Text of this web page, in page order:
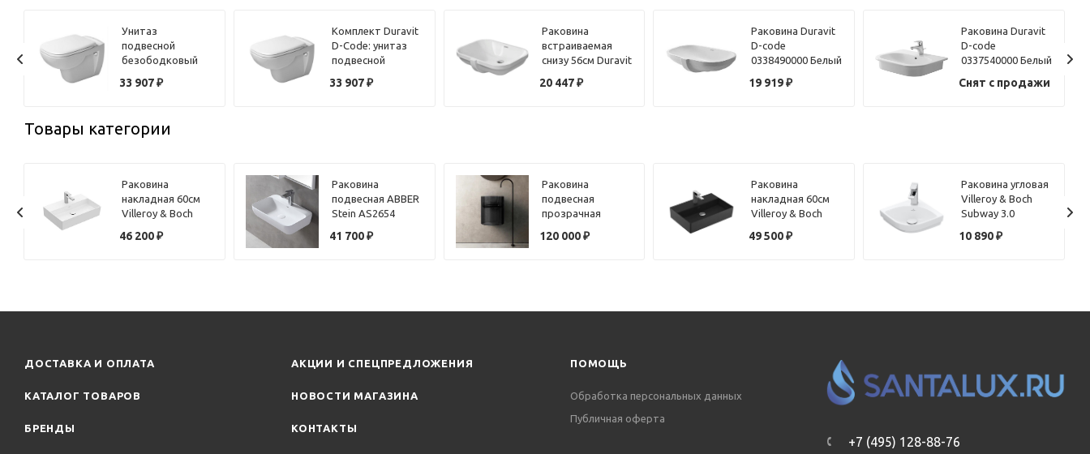
Унитаз
подвесной
безободковый
45700900A1 с
33 907₽
Комплект Duravit
D-Code: унитаз
подвесной
257009 + сиденье
33 907₽
Раковина
встраиваемая
снизу 56см Duravit
0338560000 белый
20 447₽
Раковина Duravit
D-code
0338490000 Белый
19 919₽
Раковина Duravit
D-code
0337540000 Белый
Снят с продажи
Товары категории
Раковина
накладная 60см
Villeroy & Boch
4A226LR1 белый с
46 200₽
Раковина
подвесная ABBER
Stein AS2654
41 700₽
Раковина
подвесная
прозрачная
AT2704Onyx
120 000₽
Раковина
накладная 60см
Villeroy & Boch
4A226LR7 черный
49 500₽
Раковина угловая
Villeroy & Boch
Subway 3.0
10 890₽
ДОСТАВКА И ОПЛАТА
КАТАЛОГ ТОВАРОВ
БРЕНДЫ
АКЦИИ И СПЕЦПРЕДЛОЖЕНИЯ
НОВОСТИ МАГАЗИНА
КОНТАКТЫ
ПОМОЩЬ
Обработка персональных данных
Публичная оферта
+7 (495) 128-88-76